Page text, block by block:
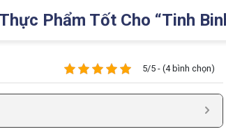
Phẩm Tốt Cho “Tinh
5/5 - (4 bình chọn)